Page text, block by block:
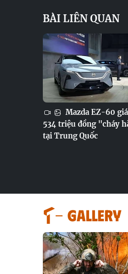
BÀI LIÊN QUAN
Mazda EZ-60
534 triệu đồng "cháy
tại Trung Quốc
GALLERY